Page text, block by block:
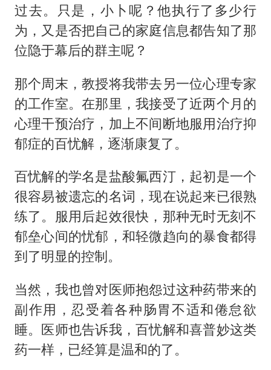
过去。只是，小卜呢？他执行了多少行
为，又是否把自己的家庭信息都告知了那
位隐于幕后的群主呢？
那个周末，教授将我带去另一位心理专家
的工作室。在那里，我接受了近两个月的
心理干预治疗，加上不间断地服用治疗抑
郁症的百忧解，逐渐康复了。
百忧解的学名是盐酸氟西汀，起初是一个
很容易被遗忘的名词，现在说起来已很熟
练了。服用后起效很快，那种无时无刻不
郁垒心间的忧郁，和轻微趋向的暴食都得
到了明显的控制。
当然，我也曾对医师抱怨过这种药带来的
副作用，忍受着各种肠胃不适和倦怠欲
睡。医师也告诉我，百忧解和喜普妙这类
药一样，已经算是温和的了。